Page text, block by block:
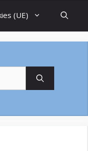
(UE)